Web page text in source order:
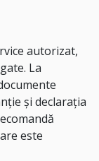
autorizat,
La
și declarația
este